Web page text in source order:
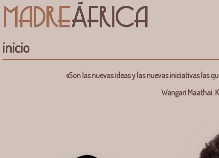
inicio
«Son las nuevas ideas y las nuevas iniciativas las
Wangari Maathai.